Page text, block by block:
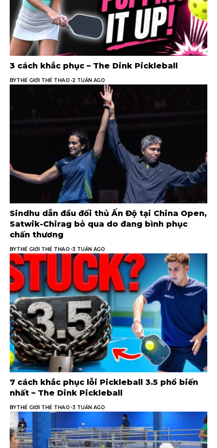
3 cách khắc phục – The Dink Pickleball
BYTHẾ GIỚI THỂ THAO 2 TUẦN AGO
Sindhu dẫn đầu đối thủ Ấn Độ tại China Open,
Satwik-Chirag bỏ qua do đang bình phục
chấn thương
BYTHẾ GIỚI THỂ THAO 3 TUẦN AGO
7 cách khắc phục lỗi Pickleball 3.5 phổ biến
nhất – The Dink Pickleball
BYTHẾ GIỚI THỂ THAO 3 TUẦN AGO